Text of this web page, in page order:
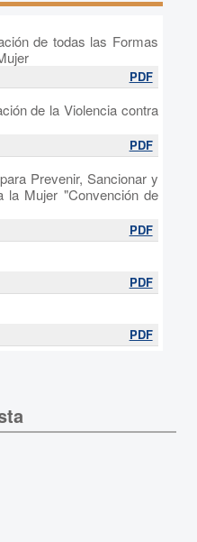
de todas las Formas
PDF
de la Violencia contra
PDF
Prevenir, Sancionar y
la Mujer "Convención de
PDF
PDF
PDF